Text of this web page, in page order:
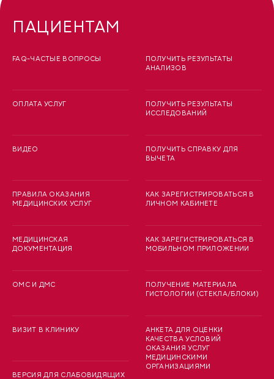
ПАЦИЕНТАМ
FAQ-ЧАСТЫЕ ВОПРОСЫ
ОПЛАТА УСЛУГ
ВИДЕО
ПРАВИЛА ОКАЗАНИЯ
МЕДИЦИНСКИХ УСЛУГ
МЕДИЦИНСКАЯ
ДОКУМЕНТАЦИЯ
ОМС И ДМС
ВИЗИТ В КЛИНИКУ
ВЕРСИЯ ДЛЯ СЛАБОВИДЯЩИХ
ПОЛУЧИТЬ РЕЗУЛЬТАТЫ
АНАЛИЗОВ
ПОЛУЧИТЬ РЕЗУЛЬТАТЫ
ИССЛЕДОВАНИЙ
ПОЛУЧИТЬ СПРАВКУ ДЛЯ
ВЫЧЕТА
КАК ЗАРЕГИСТРИРОВАТЬСЯ В
ЛИЧНОМ КАБИНЕТЕ
КАК ЗАРЕГИСТРИРОВАТЬСЯ В
МОБИЛЬНОМ ПРИЛОЖЕНИИ
ПОЛУЧЕНИЕ МАТЕРИАЛА
ГИСТОЛОГИИ (СТЕКЛА/БЛОКИ)
АНКЕТА ДЛЯ ОЦЕНКИ
КАЧЕСТВА УСЛОВИЙ
ОКАЗАНИЯ УСЛУГ
МЕДИЦИНСКИМИ
ОРГАНИЗАЦИЯМИ